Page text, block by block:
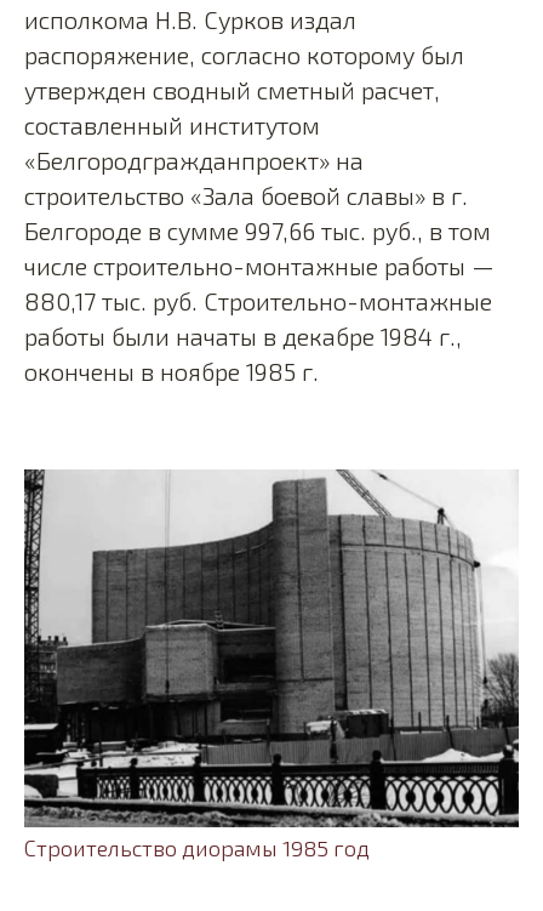
исполкома Н.В. Сурков издал
распоряжение, согласно которому был
утвержден сводный сметный расчет,
составленный институтом
«Белгородгражданпроект» на
строительство «Зала боевой славы» в г.
Белгороде в сумме 997,66 тыс. руб., в том
числе строительно-монтажные работы —
880,17 тыс. руб. Строительно-монтажные
работы были начаты в декабре 1984 г.,
окончены в ноябре 1985 г.
Строительство диорамы 1985 год